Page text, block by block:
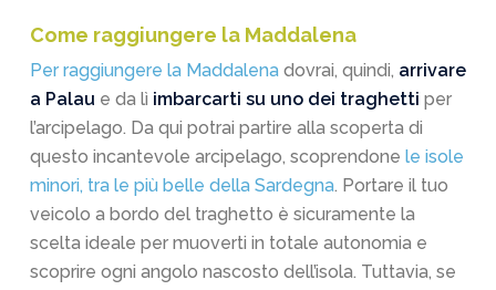
Come raggiungere la Maddalena
Per raggiungere la Maddalena dovrai, quindi, arrivare
a Palau e da lì imbarcarti su uno dei traghetti per
l’arcipelago. Da qui potrai partire alla scoperta di
questo incantevole arcipelago, scoprendone le isole
minori, tra le più belle della Sardegna. Portare il tuo
veicolo a bordo del traghetto è sicuramente la
scelta ideale per muoverti in totale autonomia e
scoprire ogni angolo nascosto dell’isola. Tuttavia, se